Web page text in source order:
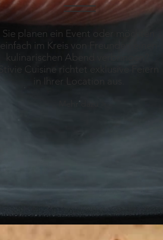
Sie planen ein Event oder möchten
einfach im Kreis von Freunden einen
kulinarischen Abend verbringen?
Stivie Cuisine richtet exklusive Feiern
in Ihrer Location aus.
Mehr dazu >